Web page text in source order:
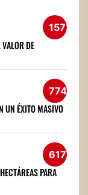
1572
DE
774
UN ÉXITO MASIVO
617
PARA